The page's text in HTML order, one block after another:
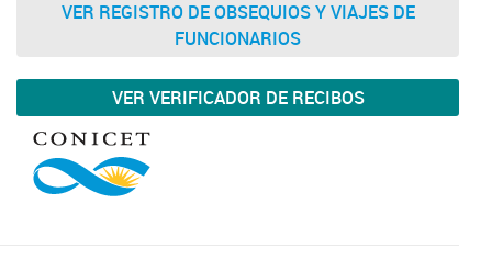
VER REGISTRO DE OBSEQUIOS Y VIAJES DE
FUNCIONARIOS
VER VERIFICADOR DE RECIBOS